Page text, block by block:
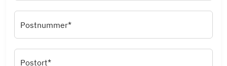
Postnummer*
Postort*